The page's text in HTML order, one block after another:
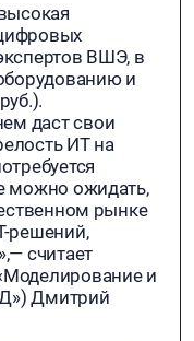
ВШЭ, в
и
даст свои
ИТ на
можно ожидать,
рынке
решений,
считает
и
Дмитрий